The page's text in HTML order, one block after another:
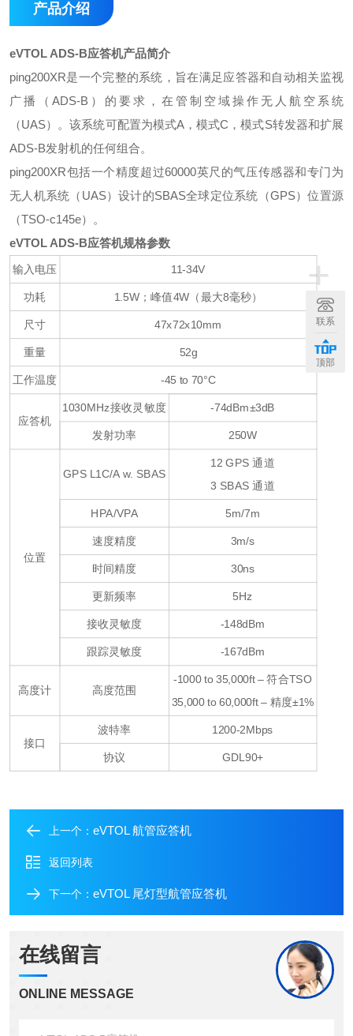
产品介绍
eVTOL ADS-B应答机产品简介
ping200XR是一个完整的系统，旨在满足应答器和自动相关监视
广播（ADS-B）的要求，在管制空域操作无人航空系统
（UAS）。该系统可配置为模式A，模式C，模式S转发器和扩展
ADS-B发射机的任何组合。
ping200XR包括一个精度超过60000英尺的气压传感器和专门为
无人机系统（UAS）设计的SBAS全球定位系统（GPS）位置源
（TSO-c145e）。
eVTOL ADS-B应答机规格参数
+
输入电压 11-34V
功耗 1.5W；峰值4W（最大8毫秒）
尺寸 47x72x10mm
重量 52g
工作温度 -45 to 70°C
应答机
1030MHz接收灵敏度 -74dBm±3dB
发射功率 250W
位置
GPS L1C/A w. SBAS
12 GPS 通道
3 SBAS 通道
HPA/VPA 5m/7m
速度精度 3m/s
时间精度 30ns
更新频率 5Hz
接收灵敏度 -148dBm
跟踪灵敏度 -167dBm
高度计 高度范围
-1000 to 35,000ft – 符合TSO
35,000 to 60,000ft – 精度±1%
接口
波特率 1200-2Mbps
协议 GDL90+
上一个： eVTOL 航管应答机
返回列表
下一个： eVTOL 尾灯型航管应答机
在线留言
ONLINE MESSAGE
联系
顶部